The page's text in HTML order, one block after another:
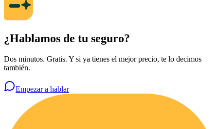
¿Hablamos de tu seguro?
Dos minutos. Gratis. Y si ya tienes el mejor precio, te lo decimos
también.
Empezar a hablar